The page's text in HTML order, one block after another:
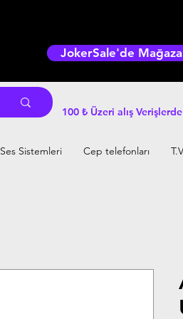
JokerSale'de
100 ₺ Üzeri alış
Ses Sistemleri Cep telefonları